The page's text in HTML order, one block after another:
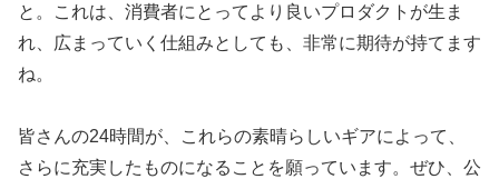
と。これは、消費者にとってより良いプロダクトが生ま
れ、広まっていく仕組みとしても、非常に期待が持てます
ね。
皆さんの24時間が、これらの素晴らしいギアによって、
さらに充実したものになることを願っています。ぜひ、公